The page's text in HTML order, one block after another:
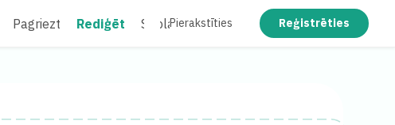
Pagriezt Rediģēt Saplacināt
Pierakstīties Reģistrēties